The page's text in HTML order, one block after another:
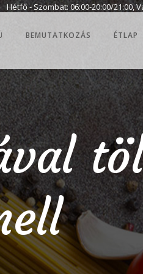
Hétfő - Szombat: 06:00-20:00/21:00,
BEMUTATKOZÁS ÉTLAP